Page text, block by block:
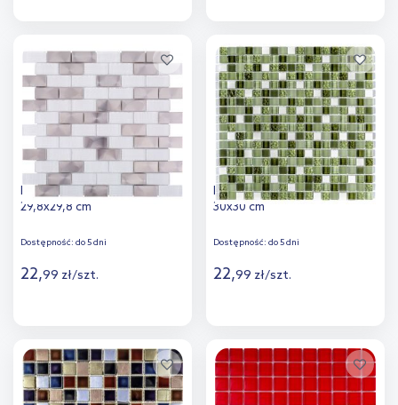
Dodaj do
porównania
Dodaj do
porównania
Iryda Alvito mozaika ścienna
29,8x29,8 cm
Dostępność: do 5 dni
22,99 zł/szt.
Dodaj do
porównania
Iryda Arco mozaika ścienna
30x30 cm
Dostępność: do 5 dni
22,99 zł/szt.
Dodaj do
porównania